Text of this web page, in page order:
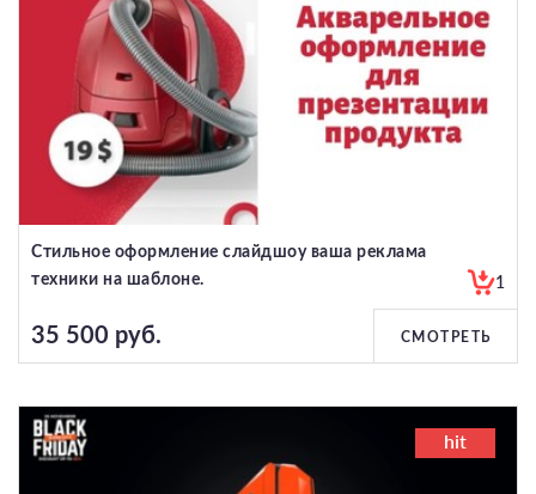
Стильное оформление слайдшоу ваша реклама
техники на шаблоне.
1
35 500 руб. СМОТРЕТЬ
hit